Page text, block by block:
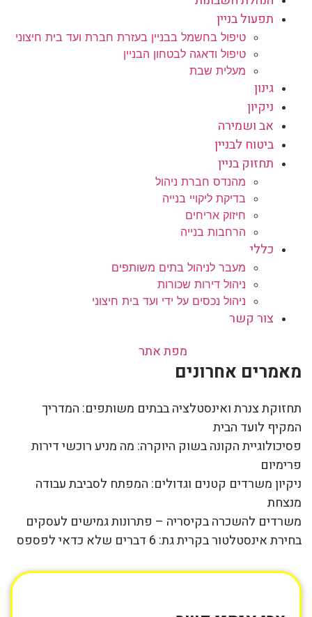
תפעול בניין
טיפול בחשמל בבניין בעזרת חברת ועד בית חיצוני
טיפול ודאגה לבטחון הבניין
מעלית שבת
גינון
ניקיון
אב ושמירה
ביטוח לבניין
תחזוק בניין
מהנדס חברת ניהול
בדיקת ליקויי בנייה
חיזוק אריחים
הרחבות בנייה
כללי
מעבר לניהול בתים משותפים
ניהול דירות שכורות
ניהול נכסים על ידי ועד בית חיצוני
צור קשר
מפת אתר
מאמרים אחרונים
תחזוקת צנרת ואינסטלציה בבתים משותפים: המדריך
המקיף לועד הבית
פסיכולוגיית הקונה בשוק היוקרה: מה מניע רוכשי דירות
פרימיום
ניקיון משרדים קטנים וגדולים: המפתח לסביבת עבודה
מנצחת
משרדים להשכרה בקיסריה – פתרונות גמישים לעסקים
בחירת אינסטלטור בקרית גת: 6 דברים שלא כדאי לפספס